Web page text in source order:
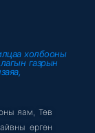
холбооны
газрын
яам, Төв
өргөн